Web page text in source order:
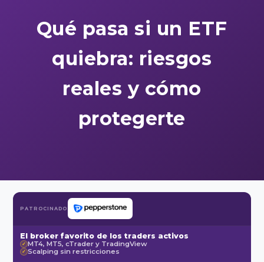
Qué pasa si un ETF
quiebra: riesgos
reales y cómo
protegerte
PATROCINADO
El broker favorito de los traders activos
✓ MT4, MT5, cTrader y TradingView
✓ Scalping sin restricciones